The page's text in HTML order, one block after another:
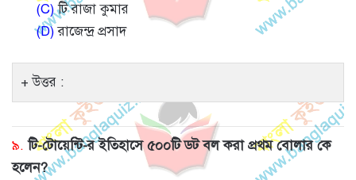
(C)টি রাজা কুমার
(D)রাজেন্দ্র প্রসাদ
উত্তর :
৯. টি-টোয়েন্টি-র ইতিহাসে ৫০০টি ডট বল করা প্রথম বোলার কে
হলেন?